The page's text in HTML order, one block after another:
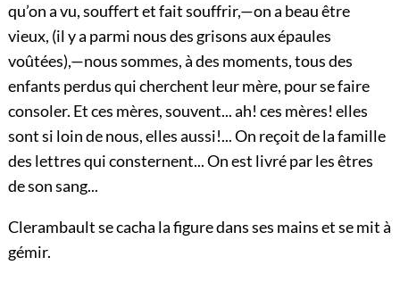
qu’on a vu, souffert et fait souffrir,—on a beau être
vieux, (il y a parmi nous des grisons aux épaules
voûtées),—nous sommes, à des moments, tous des
enfants perdus qui cherchent leur mère, pour se faire
consoler. Et ces mères, souvent... ah! ces mères! elles
sont si loin de nous, elles aussi!... On reçoit de la famille
des lettres qui consternent... On est livré par les êtres
de son sang...
Clerambault se cacha la figure dans ses mains et se mit à
gémir.